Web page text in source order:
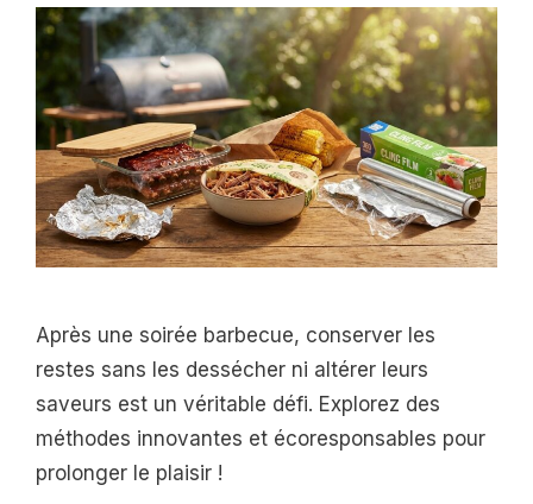
Après une soirée barbecue, conserver les
restes sans les dessécher ni altérer leurs
saveurs est un véritable défi. Explorez des
méthodes innovantes et écoresponsables pour
prolonger le plaisir !